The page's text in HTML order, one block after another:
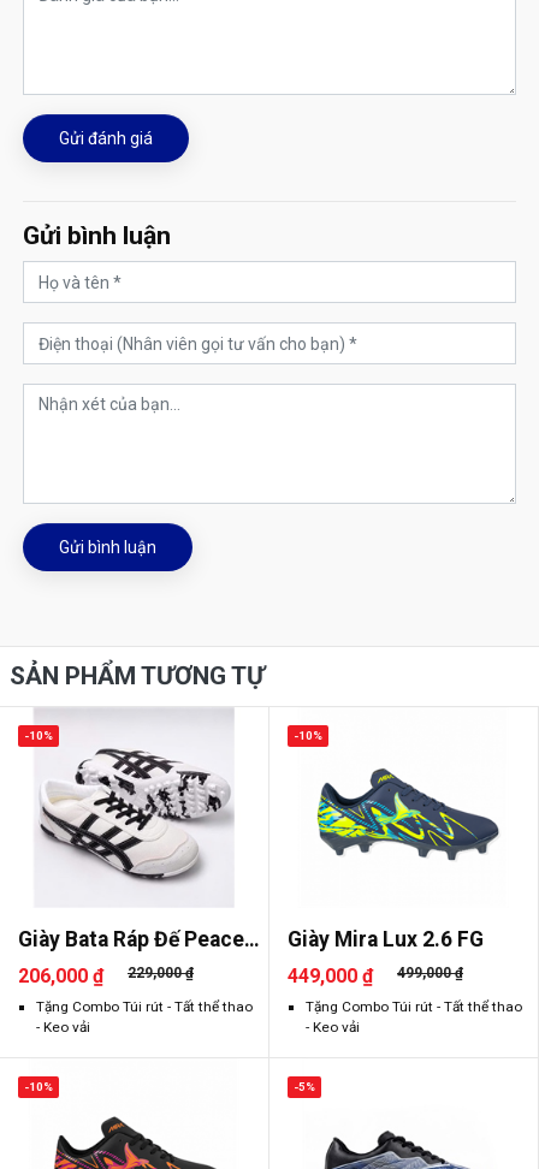
Gửi đánh giá
Gửi bình luận
Gửi bình luận
SẢN PHẨM TƯƠNG TỰ
Giày Bata Ráp Đế Peace
2026
206,000 ₫ 229,000 ₫
-10%
Tặng Combo Túi rút - Tất thể thao
- Keo vải
Giày Mira Lux 2.6 FG
449,000 ₫ 499,000 ₫
-10%
Tặng Combo Túi rút - Tất thể thao
- Keo vải
-10% -5%